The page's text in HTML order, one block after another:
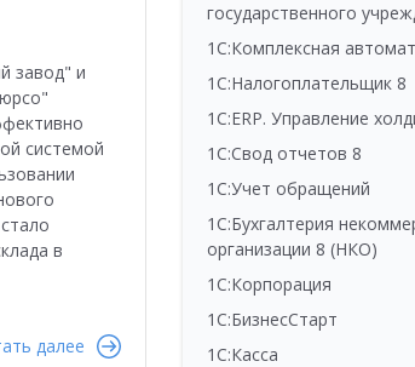
завод" и
системой
в
далее
государственного
1С:Комплексная
1С:Налогоплательщик 8
1С:ERP. Управление
1С:Свод отчетов 8
1С:Учет обращений
1С:Бухгалтерия
организации 8 (НКО)
1С:Корпорация
1С:БизнесСтарт
1С:Касса